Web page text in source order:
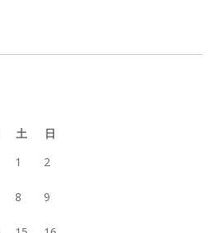
土
日
1
2
8 9